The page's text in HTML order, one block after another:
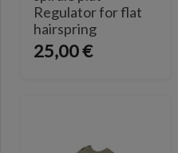
Regulator for flat
hairspring
25,00 €